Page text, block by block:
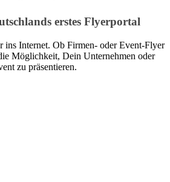
erstes Flyerportal
ins Internet. Ob Firmen- oder Event-Flyer
Möglichkeit, Dein Unternehmen oder
zu präsentieren.